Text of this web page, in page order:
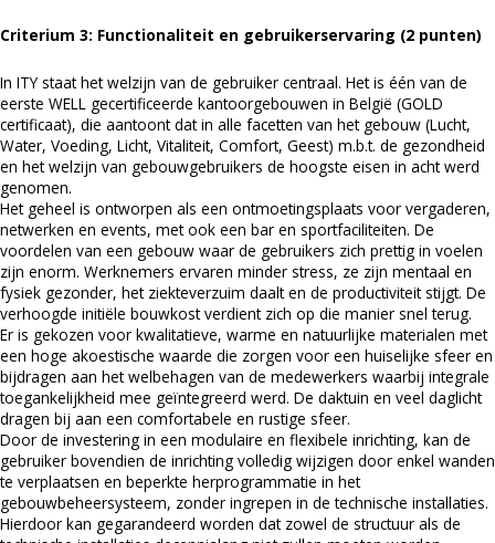
Criterium 3: Functionaliteit en gebruikerservaring (2 punten)
In ITY staat het welzijn van de gebruiker centraal. Het is één van de
eerste WELL gecertificeerde kantoorgebouwen in België (GOLD
certificaat), die aantoont dat in alle facetten van het gebouw (Lucht,
Water, Voeding, Licht, Vitaliteit, Comfort, Geest) m.b.t. de gezondheid
en het welzijn van gebouwgebruikers de hoogste eisen in acht werd
genomen.
Het geheel is ontworpen als een ontmoetingsplaats voor vergaderen,
netwerken en events, met ook een bar en sportfaciliteiten. De
voordelen van een gebouw waar de gebruikers zich prettig in voelen
zijn enorm. Werknemers ervaren minder stress, ze zijn mentaal en
fysiek gezonder, het ziekteverzuim daalt en de productiviteit stijgt. De
verhoogde initiële bouwkost verdient zich op die manier snel terug.
Er is gekozen voor kwalitatieve, warme en natuurlijke materialen met
een hoge akoestische waarde die zorgen voor een huiselijke sfeer en
bijdragen aan het welbehagen van de medewerkers waarbij integrale
toegankelijkheid mee geïntegreerd werd. De daktuin en veel daglicht
dragen bij aan een comfortabele en rustige sfeer.
Door de investering in een modulaire en flexibele inrichting, kan de
gebruiker bovendien de inrichting volledig wijzigen door enkel wanden
te verplaatsen en beperkte herprogrammatie in het
gebouwbeheersysteem, zonder ingrepen in de technische installaties.
Hierdoor kan gegarandeerd worden dat zowel de structuur als de